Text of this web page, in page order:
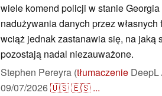
wiele komend policji w stanie
nadużywania danych przez
wciąż jednak zastanawia się, na jaką
pozostają nadal niezauważone.
Stephen Pereyra (tłumaczenie DeepL
09/07/2026🇺🇸🇪🇸 ...